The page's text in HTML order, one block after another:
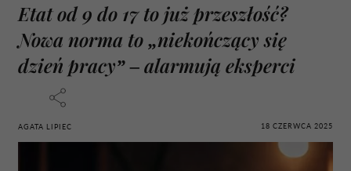
Etat od 9 do 17 to już przeszłość?
Nowa norma to „niekończący się
dzień pracy” – alarmują eksperci
AGATA LIPIEC 18 CZERWCA 2025